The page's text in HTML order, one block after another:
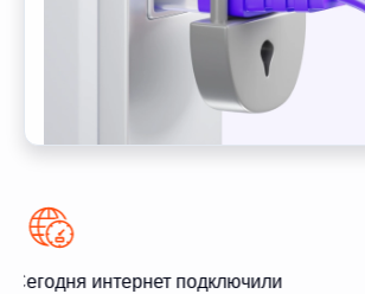
Сегодня интернет подключили